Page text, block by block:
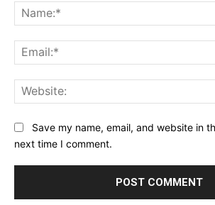
Save my name, email, and website in
next time I comment.